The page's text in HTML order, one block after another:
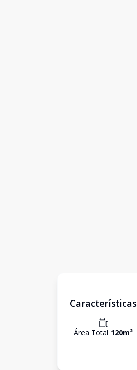
Características
Área Total 120m²